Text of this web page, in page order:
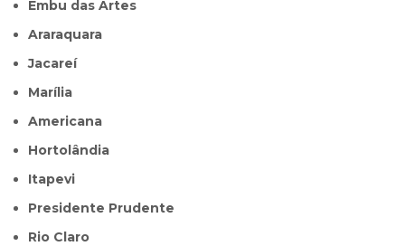
Embu das Artes
Araraquara
Jacareí
Marília
Americana
Hortolândia
Itapevi
Presidente Prudente
Rio Claro